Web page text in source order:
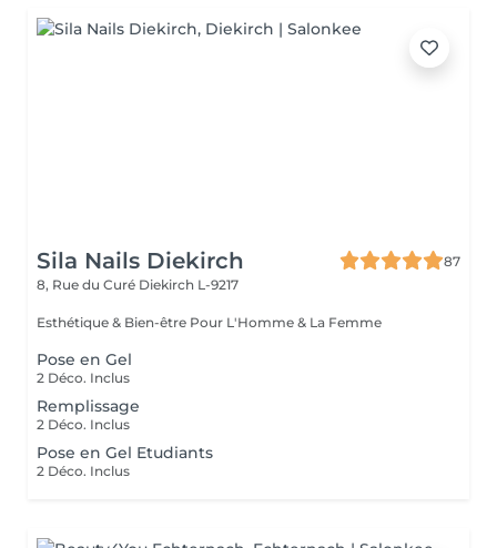
Sila Nails Diekirch
87
8, Rue du Curé Diekirch L-9217
Esthétique & Bien-être Pour L'Homme & La Femme
Pose en Gel
2 Déco. Inclus
Remplissage
2 Déco. Inclus
Pose en Gel Etudiants
2 Déco. Inclus